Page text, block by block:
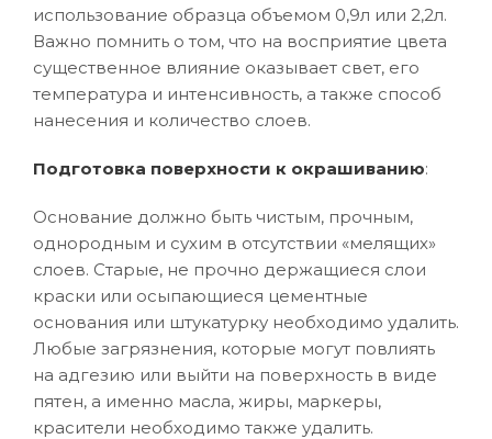
использование образца объемом 0,9л или 2,2л.
Важно помнить о том, что на восприятие цвета
существенное влияние оказывает свет, его
температура и интенсивность, а также способ
нанесения и количество слоев.
Подготовка поверхности к окрашиванию:
Основание должно быть чистым, прочным,
однородным и сухим в отсутствии «мелящих»
слоев. Старые, не прочно держащиеся слои
краски или осыпающиеся цементные
основания или штукатурку необходимо удалить.
Любые загрязнения, которые могут повлиять
на адгезию или выйти на поверхность в виде
пятен, а именно масла, жиры, маркеры,
красители необходимо также удалить.